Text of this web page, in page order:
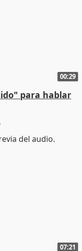
00:29
para hablar
07:21